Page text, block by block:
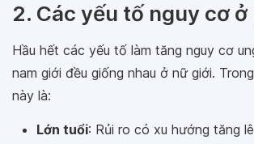
2. Các yếu tố nguy cơ
Hầu hết các yếu tố làm tăng nguy cơ
nam giới đều giống nhau ở nữ giới.
này là:
Lớn tuổi: Rủi ro có xu hướng tăng